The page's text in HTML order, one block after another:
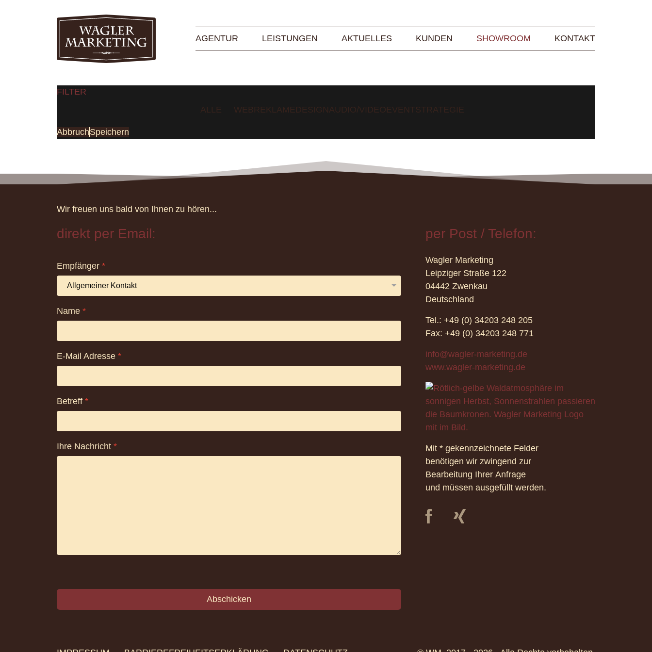
AGENTUR LEISTUNGEN AKTUELLES KUNDEN SHOWROOM KONTAKT
FILTER
ALLE
WEBREKLAMEDESIGNAUDIO/VIDEOEVENTSTRATEGIE
AbbruchSpeichern
Wir freuen uns bald von Ihnen zu hören...
direkt per Email:
Empfänger *
Name *
E-Mail Adresse *
Betreff *
Ihre Nachricht *
Abschicken
per Post / Telefon:
Wagler Marketing
Leipziger Straße 122
04442 Zwenkau
Deutschland
Tel.: +49 (0) 34203 248 205
Fax: +49 (0) 34203 248 771
info@wagler-marketing.de
www.wagler-marketing.de
Mit * gekennzeichnete Felder
benötigen wir zwingend zur
Bearbeitung Ihrer Anfrage
und müssen ausgefüllt werden.